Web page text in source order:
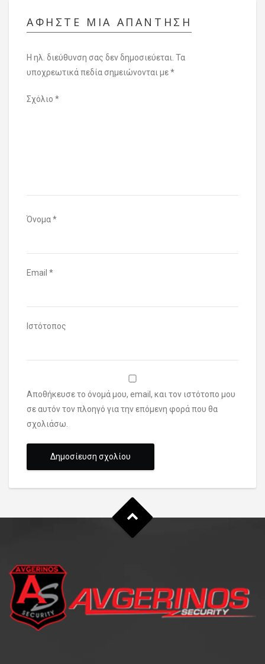
ΑΦΉΣΤΕ ΜΙΑ ΑΠΆΝΤΗΣΗ
Η ηλ. διεύθυνση σας δεν δημοσιεύεται. Τα
υποχρεωτικά πεδία σημειώνονται με*
Σχόλιο *
Όνομα*
Email *
Ιστότοπος
Αποθήκευσε το όνομά μου, email, και τον ιστότοπο μου
σε αυτόν τον πλοηγό για την επόμενη φορά που θα
σχολιάσω.